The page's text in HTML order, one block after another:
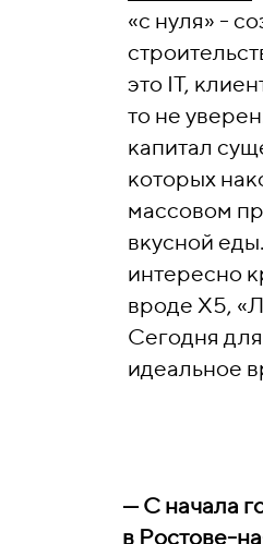
«с нуля» -
это IT,
то не
капитал
которых
массовом
вкусной
интересно
вроде Х5,
Сегодня
идеальное
— С начала
в Ростове-